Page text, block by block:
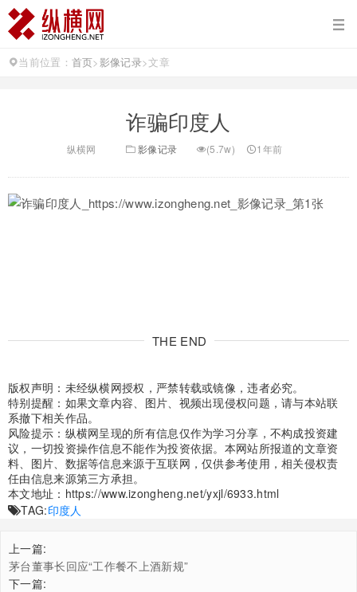
当前位置： 首页>影像记录>文章
诈骗印度人
纵横网 影像记录 (5.7w) 1年前
THE END
版权声明：未经纵横网授权，严禁转载或镜像，违者必究。
特别提醒：如果文章内容、图片、视频出现侵权问题，请与本站联
系撤下相关作品。
风险提示：纵横网呈现的所有信息仅作为学习分享，不构成投资建
议，一切投资操作信息不能作为投资依据。本网站所报道的文章资
料、图片、数据等信息来源于互联网，仅供参考使用，相关侵权责
任由信息来源第三方承担。
本文地址： https://www.izongheng.net/yxjl/6933.html
TAG:印度人
上一篇:
茅台董事长回应“工作餐不上酒新规”
下一篇: